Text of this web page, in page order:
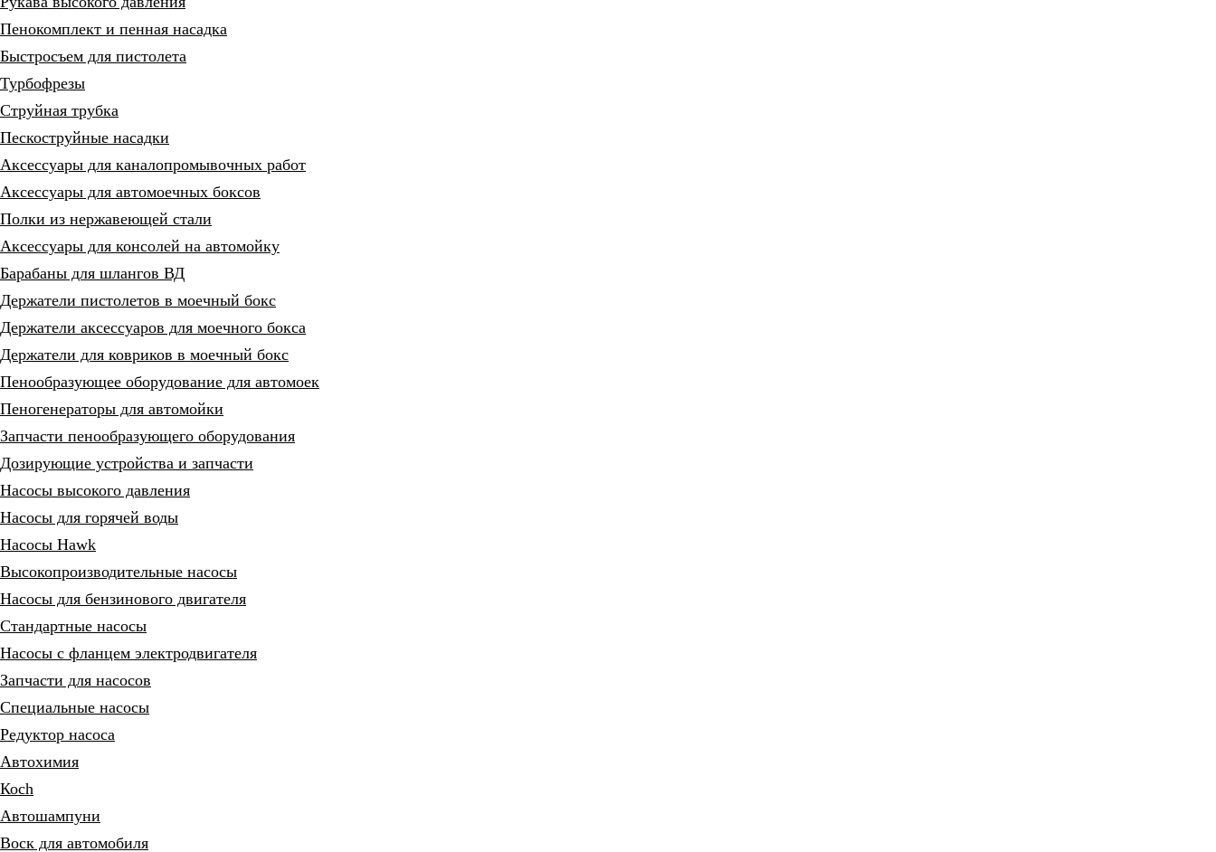
Пенокомплект и пенная насадка
Быстросъем для пистолета
Турбофрезы
Струйная трубка
Пескоструйные насадки
Аксессуары для каналопромывочных работ
Аксессуары для автомоечных боксов
Полки из нержавеющей стали
Аксессуары для консолей на автомойку
Барабаны для шлангов ВД
Держатели пистолетов в моечный бокс
Держатели аксессуаров для моечного бокса
Держатели для ковриков в моечный бокс
Пенообразующее оборудование для автомоек
Пеногенераторы для автомойки
Запчасти пенообразующего оборудования
Дозирующие устройства и запчасти
Насосы высокого давления
Насосы для горячей воды
Насосы Hawk
Высокопроизводительные насосы
Насосы для бензинового двигателя
Стандартные насосы
Насосы с фланцем электродвигателя
Запчасти для насосов
Специальные насосы
Редуктор насоса
Автохимия
Коch
Автошампуни
Воск для автомобиля